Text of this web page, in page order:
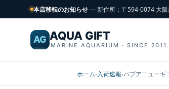
本店移転のお知らせ— 新住所：〒594-0074 大阪
AG AQUA GIFT
MARINE AQUARIUM · SINCE 2011
ホーム› 入荷速報›パプアニュー